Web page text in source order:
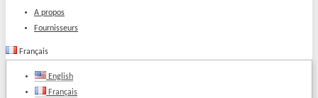
A propos
Fournisseurs
Français
English
Français